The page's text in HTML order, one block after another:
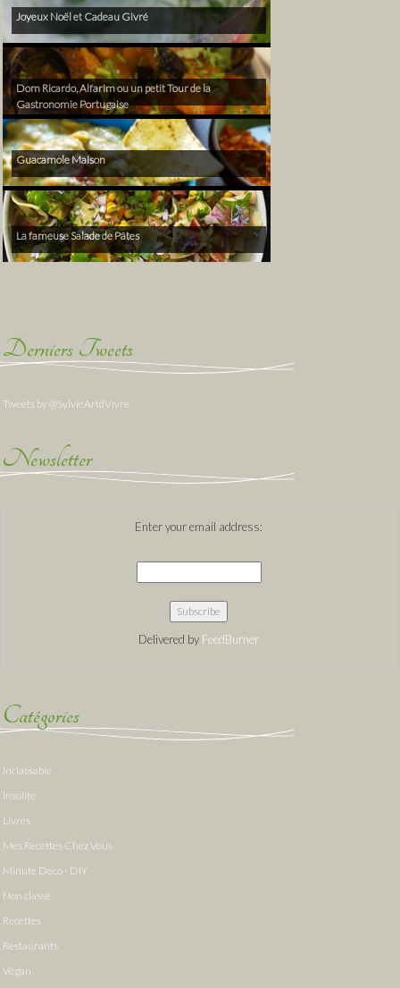
Joyeux Noël et Cadeau Givré
Dom Ricardo, Alfarim ou un petit Tour de la
Gastronomie Portugaise
Guacamole Maison
La fameuse Salade de Pâtes
Derniers Tweets
Tweets by @SylvieArtdVivre
Newsletter
Enter your email address:
Delivered by FeedBurner
Catégories
Inclassable
Insolite
Livres
Mes Recettes Chez Vous
Minute Deco - DIY
Non classé
Recettes
Restaurants
Vegan